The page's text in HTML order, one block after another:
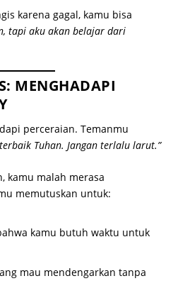
karena gagal, kamu bisa
tapi aku akan belajar dari
MENGHADAPI
perceraian. Temanmu
Tuhan. Jangan terlalu larut.”
kamu malah merasa
memutuskan untuk:
kamu butuh waktu untuk
mau mendengarkan tanpa